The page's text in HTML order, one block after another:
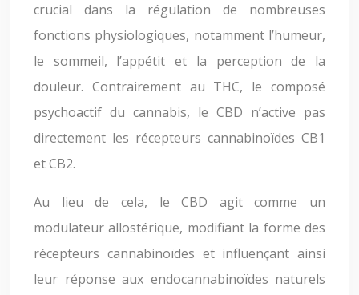
crucial dans la régulation de nombreuses
fonctions physiologiques, notamment l’humeur,
le sommeil, l’appétit et la perception de la
douleur. Contrairement au THC, le composé
psychoactif du cannabis, le CBD n’active pas
directement les récepteurs cannabinoïdes CB1
et CB2.
Au lieu de cela, le CBD agit comme un
modulateur allostérique, modifiant la forme des
récepteurs cannabinoïdes et influençant ainsi
leur réponse aux endocannabinoïdes naturels